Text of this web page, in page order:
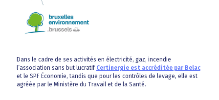
Dans le cadre de ses activités en électricité, gaz, incendie
l’association sans but lucratif Certinergie est accréditée par Belac
et le SPF Économie, tandis que pour les contrôles de levage, elle est
agréée par le Ministère du Travail et de la Santé.